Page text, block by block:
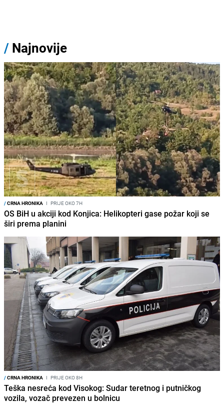
/ Najnovije
/CRNA HRONIKA I PRIJE OKO 7H
OS BiH u akciji kod Konjica: Helikopteri gase požar koji se
širi prema planini
/CRNA HRONIKA I PRIJE OKO 8H
Teška nesreća kod Visokog: Sudar teretnog i putničkog
vozila, vozač prevezen u bolnicu